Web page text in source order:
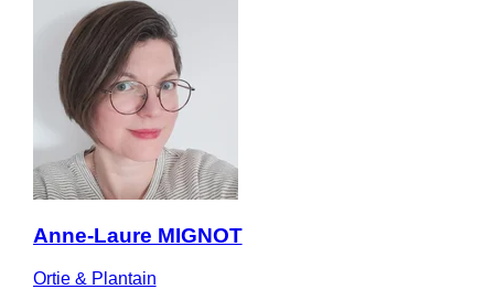
Anne-Laure MIGNOT
Ortie & Plantain